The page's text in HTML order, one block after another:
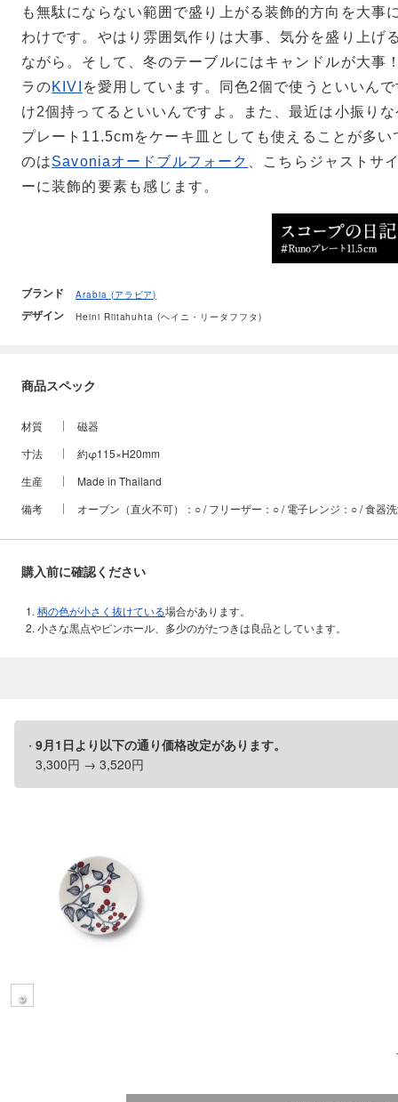
も無駄にならない範囲で盛り上がる装飾的方向を大事
わけです。やはり雰囲気作りは大事、気分を盛り上げ
ながら。そして、冬のテーブルにはキャンドルが大事
ラのKIVI を愛用しています。同色2個で使うといいん
け2個持ってるといいんですよ。また、最近は小振り
プレート11.5cmをケーキ皿としても使えることが多
のはSavoniaオードブルフォーク
、こちらジャストサ
ーに装飾的要素も感じます。
ブランド Arabia (アラビア)
デザイン Heini Riitahuhta (ヘイニ・リータフフタ)
商品スペック
材質
磁器
寸法
約φ115×H20mm
生産
Made in Thailand
備考
オーブン（直火不可）：○ / フリーザー：○ / 電子レンジ：○ / 食器
購入前に確認ください
柄の色が小さく抜けている場合があります。
小さな黒点やピンホール、多少のがたつきは良品としています。
9月1日より以下の通り価格改定があります。
3,300円 → 3,520円